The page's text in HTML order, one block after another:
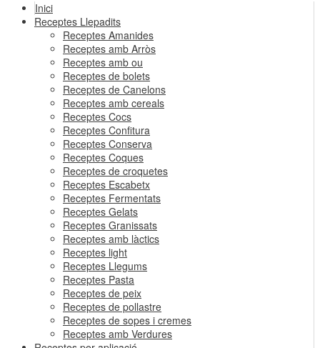
Inici
Receptes Llepadits
Receptes Amanides
Receptes amb Arròs
Receptes amb ou
Receptes de bolets
Receptes de Canelons
Receptes amb cereals
Receptes Cocs
Receptes Confitura
Receptes Conserva
Receptes Coques
Receptes de croquetes
Receptes Escabetx
Receptes Fermentats
Receptes Gelats
Receptes Granissats
Receptes amb làctics
Receptes light
Receptes Llegums
Receptes Pasta
Receptes de peix
Receptes de pollastre
Receptes de sopes i cremes
Receptes amb Verdures